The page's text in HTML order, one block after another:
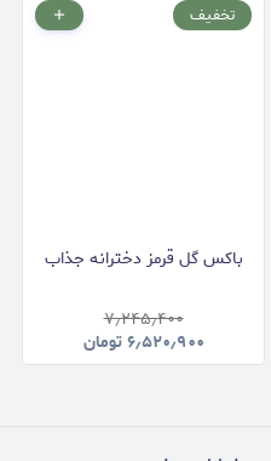
تخفیف
باکس گل قرمز دخترانه جذاب
۷٫۲۴۵٫۴۰۰
۶٫۵۲۰٫۹۰۰تومان